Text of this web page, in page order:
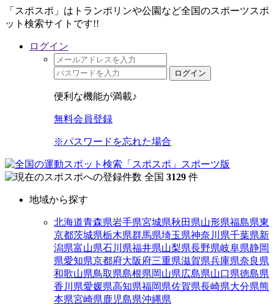
「スポスポ」はトランポリンや公園など全国のスポーツスポ
ット検索サイトです!!
ログイン
ログイン
便利な機能が満載♪
無料会員登録
※パスワードを忘れた場合
全国 3129 件
地域から探す
北海道青森県岩手県宮城県秋田県山形県福島県東
京都茨城県栃木県群馬県埼玉県神奈川県千葉県新
潟県富山県石川県福井県山梨県長野県岐阜県静岡
県愛知県京都府大阪府三重県滋賀県兵庫県奈良県
和歌山県鳥取県島根県岡山県広島県山口県徳島県
香川県愛媛県高知県福岡県佐賀県長崎県大分県熊
本県宮崎県鹿児島県沖縄県